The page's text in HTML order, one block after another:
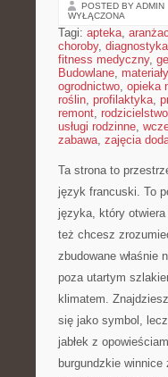
POSTED BY ADMIN
WYŁĄCZONA
Tagi: apteka,
choroby, diagnostyka
fitness medyczny,
Budowlane,
ogrodnictwo, opieka
roślin, profilaktyka,
remont, rodzicielstwo
usługi rodzinne,
zabawa, zajęcia
Ta strona to
język francuski. To
języka, który
też chcesz
zbudowane właśnie
poza utartym
klimatem.
się jako symbol,
jabłek z
burgundzkie